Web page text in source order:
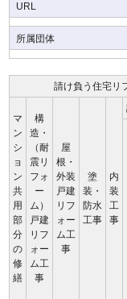
URL
所属団体
請け負う住宅リ
マ
ン
シ
ョ
ン
共
用
部
分
の
修
繕
構
造・
（耐
震リ
フォ
ー
ム）
戸建
リフ
ォー
ム工
事
屋
根・
外装
戸建
リフ
ォー
ム工
事
塗
装・
防水
工事
内
装
工
事